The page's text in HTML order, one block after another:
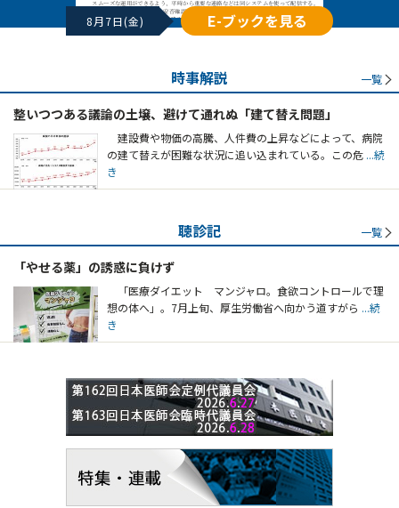
8月7日(金) E-ブックを見る
時事解説 一覧
整いつつある議論の土壌、避けて通れぬ「建て替え問題」
建設費や物価の高騰、人件費の上昇などによって、病院
の建て替えが困難な状況に追い込まれている。この危 ...続
き
聴診記 一覧
「やせる薬」の誘惑に負けず
「医療ダイエット マンジャロ。食欲コントロールで理
想の体へ」。7月上旬、厚生労働省へ向かう道すがら ...続
き